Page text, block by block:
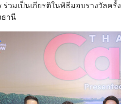
วมเป็นเกียรติในพิธีมอบรางวัลครั้
ธานี